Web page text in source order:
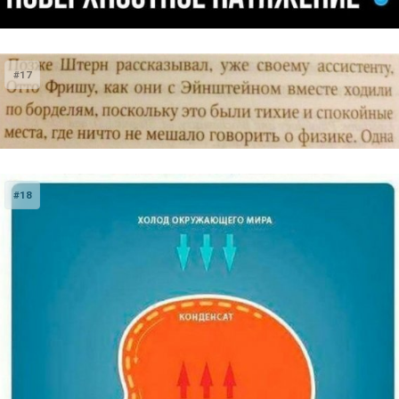
#17
#18